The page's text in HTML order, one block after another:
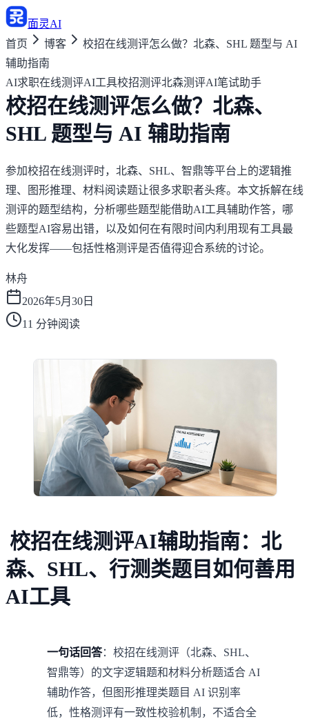
面灵AI
首页
博客
校招在线测评怎么做？北森、SHL 题型与 AI
辅助指南
AI求职在线测评AI工具校招测评北森测评AI笔试助手
校招在线测评怎么做？北森、
SHL 题型与 AI 辅助指南
参加校招在线测评时，北森、SHL、智鼎等平台上的逻辑推
理、图形推理、材料阅读题让很多求职者头疼。本文拆解在线
测评的题型结构，分析哪些题型能借助AI工具辅助作答，哪
些题型AI容易出错，以及如何在有限时间内利用现有工具最
大化发挥——包括性格测评是否值得迎合系统的讨论。
林舟
2026年5月30日
11 分钟阅读
校招在线测评AI辅助指南：北
森、SHL、行测类题目如何善用
AI工具
一句话回答：校招在线测评（北森、SHL、
智鼎等）的文字逻辑题和材料分析题适合 AI
辅助作答，但图形推理类题目 AI 识别率
低，性格测评有一致性校验机制，不适合全